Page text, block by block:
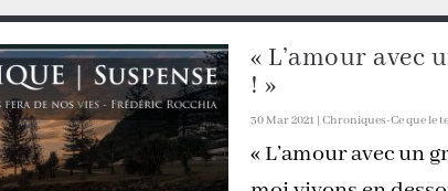
« L’amour avec
! »
30 Mar 2021 | Chroniques-Ce que le
« L’amour avec un